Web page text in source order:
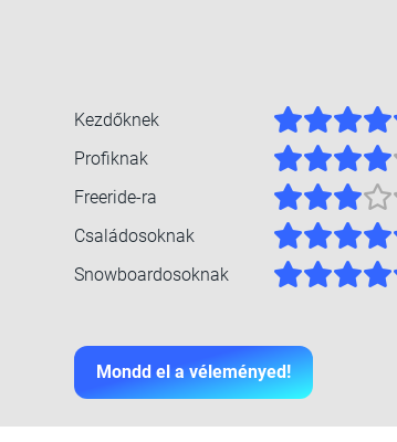
Kezdőknek
Profiknak
Freeride-ra
Családosoknak
Snowboardosoknak
Mondd el a véleményed!